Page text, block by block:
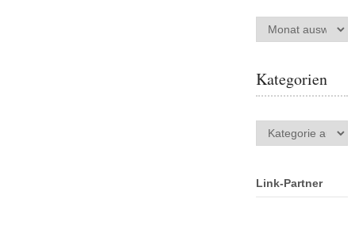
Archiv
Kategorien
Kategorien
Link-Partner